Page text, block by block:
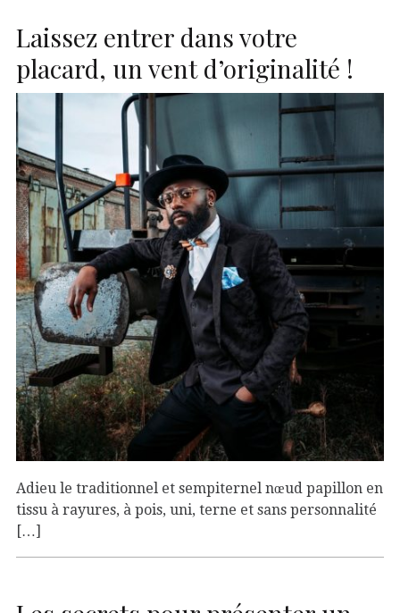
Laissez entrer dans votre
placard, un vent d’originalité !
Adieu le traditionnel et sempiternel nœud papillon en
tissu à rayures, à pois, uni, terne et sans personnalité
[…]